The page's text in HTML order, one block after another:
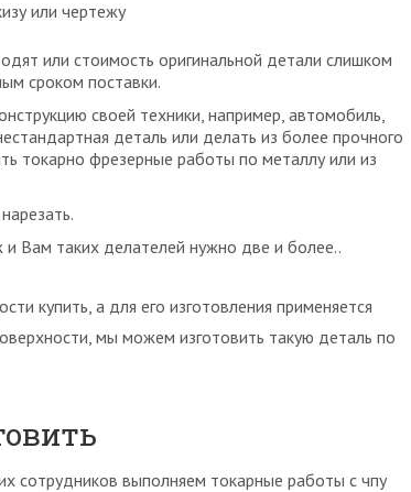
или чертежу
или стоимость оригинальной детали слишком
сроком поставки.
своей техники, например, автомобиль,
деталь или делать из более прочного
токарно фрезерные работы по металлу или из
и Вам таких делателей нужно две и более..
купить, а для его изготовления применяется
мы можем изготовить такую деталь по
сотрудников выполняем токарные работы с чпу